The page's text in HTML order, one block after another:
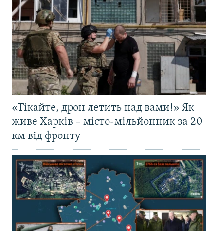
«Тікайте, дрон летить над вами!» Як
живе Харків – місто-мільйонник за 20
км від фронту